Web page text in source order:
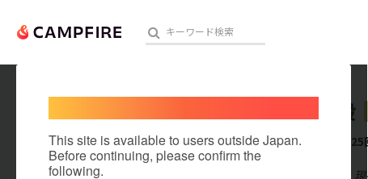
人気のプロジェクト 注目のリ
This site is available to users outside Japan.
Before continuing, please confirm the
following.
遠矢弘毅
これまでに25